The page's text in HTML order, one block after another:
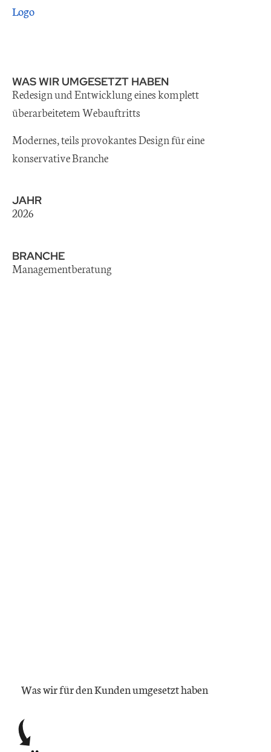
WAS WIR UMGESETZT HABEN
Redesign und Entwicklung eines komplett
überarbeitetem Webauftritts
Modernes, teils provokantes Design für eine
konservative Branche
JAHR
2026
BRANCHE
Managementberatung
Was wir für den Kunden umgesetzt haben